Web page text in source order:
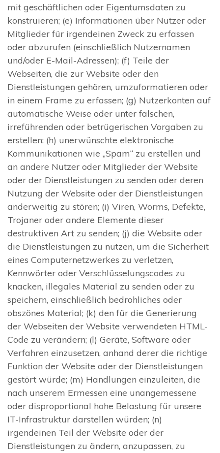
mit geschäftlichen oder Eigentumsdaten zu
konstruieren; (e) Informationen über Nutzer oder
Mitglieder für irgendeinen Zweck zu erfassen
oder abzurufen (einschließlich Nutzernamen
und/oder E-Mail-Adressen); (f) Teile der
Webseiten, die zur Website oder den
Dienstleistungen gehören, umzuformatieren oder
in einem Frame zu erfassen; (g) Nutzerkonten auf
automatische Weise oder unter falschen,
irreführenden oder betrügerischen Vorgaben zu
erstellen; (h) unerwünschte elektronische
Kommunikationen wie „Spam“ zu erstellen und
an andere Nutzer oder Mitglieder der Website
oder der Dienstleistungen zu senden oder deren
Nutzung der Website oder der Dienstleistungen
anderweitig zu stören; (i) Viren, Worms, Defekte,
Trojaner oder andere Elemente dieser
destruktiven Art zu senden; (j) die Website oder
die Dienstleistungen zu nutzen, um die Sicherheit
eines Computernetzwerkes zu verletzen,
Kennwörter oder Verschlüsselungscodes zu
knacken, illegales Material zu senden oder zu
speichern, einschließlich bedrohliches oder
obszönes Material; (k) den für die Generierung
der Webseiten der Website verwendeten HTML-
Code zu verändern; (l) Geräte, Software oder
Verfahren einzusetzen, anhand derer die richtige
Funktion der Website oder der Dienstleistungen
gestört würde; (m) Handlungen einzuleiten, die
nach unserem Ermessen eine unangemessene
oder disproportional hohe Belastung für unsere
IT-Infrastruktur darstellen würden; (n)
irgendeinen Teil der Website oder der
Dienstleistungen zu ändern, anzupassen, zu